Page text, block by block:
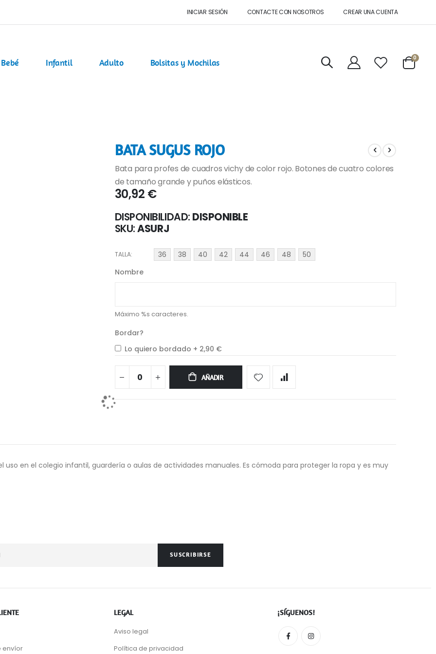
INICIAR SESIÓN CONTACTE CON NOSOTROS CREAR UNA CUENTA
Bebé Infantil Adulto Bolsitas y Mochilas
Cart
0
BATA SUGUS ROJO
Bata para profes de cuadros vichy de color rojo. Botones de cuatro colores
de tamaño grande y puños elásticos.
30,92 €
DISPONIBILIDAD: DISPONIBLE
SKU ASURJ
TALLA 36 38 40 42 44 46 48
50
Nombre
Máximo %s caracteres.
Bordar?
Lo quiero bordado + 2,90 €
AÑADIR
uso en el colegio infantil, guardería o aulas de actividades manuales. Es cómoda para proteger la ropa y es muy
SUSCRIBIRSE
envíor
LEGAL
Aviso legal
Política de privacidad
¡SÍGUENOS!